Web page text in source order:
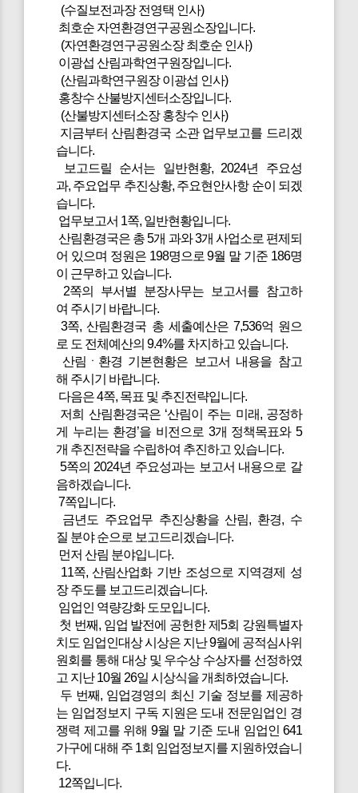
(수질보전과장 전영택 인사)
최호순 자연환경연구공원소장입니다.
(자연환경연구공원소장 최호순 인사)
이광섭 산림과학연구원장입니다.
(산림과학연구원장 이광섭 인사)
홍창수 산불방지센터소장입니다.
(산불방지센터소장 홍창수 인사)
지금부터 산림환경국 소관 업무보고를 드리겠
습니다.
보고드릴 순서는 일반현황, 2024년 주요성
과, 주요업무 추진상황, 주요현안사항 순이 되겠
습니다.
업무보고서 1쪽, 일반현황입니다.
산림환경국은 총 5개 과와 3개 사업소로 편제되
어 있으며 정원은 198명으로 9월 말 기준 186명
이 근무하고 있습니다.
2쪽의 부서별 분장사무는 보고서를 참고하
여 주시기 바랍니다.
3쪽, 산림환경국 총 세출예산은 7,536억 원으
로 도 전체예산의 9.4%를 차지하고 있습니다.
산림ㆍ환경 기본현황은 보고서 내용을 참고
해 주시기 바랍니다.
다음은 4쪽, 목표 및 추진전략입니다.
저희 산림환경국은 ‘산림이 주는 미래, 공정하
게 누리는 환경’을 비전으로 3개 정책목표와 5
개 추진전략을 수립하여 추진하고 있습니다.
5쪽의 2024년 주요성과는 보고서 내용으로 갈
음하겠습니다.
7쪽입니다.
금년도 주요업무 추진상황을 산림, 환경, 수
질 분야 순으로 보고드리겠습니다.
먼저 산림 분야입니다.
11쪽, 산림산업화 기반 조성으로 지역경제 성
장 주도를 보고드리겠습니다.
임업인 역량강화 도모입니다.
첫 번째, 임업 발전에 공헌한 제5회 강원특별자
치도 임업인대상 시상은 지난 9월에 공적심사위
원회를 통해 대상 및 우수상 수상자를 선정하였
고 지난 10월 26일 시상식을 개최하였습니다.
두 번째, 임업경영의 최신 기술 정보를 제공하
는 임업정보지 구독 지원은 도내 전문임업인 경
쟁력 제고를 위해 9월 말 기준 도내 임업인 641
가구에 대해 주 1회 임업정보지를 지원하였습니
다.
12쪽입니다.